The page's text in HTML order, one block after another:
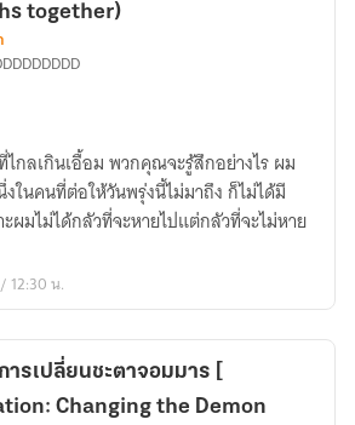
together)
กลเกินเอื้อม พวกคุณจะรู้สึกอย่างไร ผม
ในคนที่ต่อให้วันพรุ่งนี้ไม่มาถึง ก็ไม่ได้มี
ผมไม่ได้กลัวที่จะหายไปแต่กลัวที่จะไม่หาย
12:30 น.
ารเปลี่ยนชะตาจอมมาร [​
Changing the Demon